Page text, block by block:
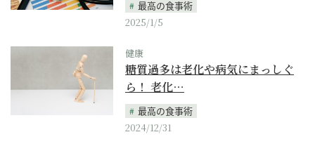
最高の食事術
2025/1/5
健康
糖質過多は老化や病気にまっしぐ
ら！ 老化…
最高の食事術
2024/12/31